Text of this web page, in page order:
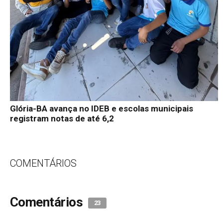
Glória-BA avança no IDEB e escolas municipais
registram notas de até 6,2
COMENTÁRIOS
Comentários 23